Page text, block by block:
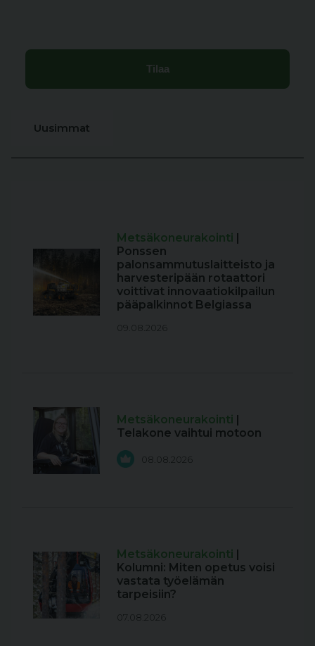
Uusimmat
Metsäkoneurakointi |
Ponssen
palonsammutuslaitteisto ja
harvesteripään rotaattori
voittivat innovaatiokilpailun
pääpalkinnot Belgiassa
09.08.2026
Metsäkoneurakointi |
Telakone vaihtui motoon
08.08.2026
Metsäkoneurakointi |
Kolumni: Miten opetus voisi
vastata työelämän
tarpeisiin?
07.08.2026